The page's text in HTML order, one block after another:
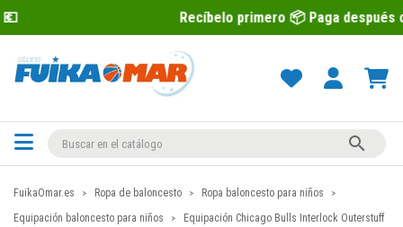
Recíbelo primero 📦 Paga después con Sequra 💶

FuikaOmar.es Ropa de baloncesto
Ropa baloncesto para niños
Equipación baloncesto para niños
Equipación Chicago Bulls Interlock Outerstuff